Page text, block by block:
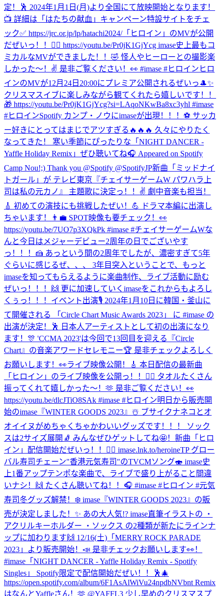
定！🕺 2024年1月1日(月)より全国にて放映開始となります！
📺 詳細は「はたちの献血」キャンペーン特設サイトをチェ
ック✅ https://jrc.or.jp/lp/hatachi2024/「ヒロイン」のMVが公開
だぜいっ！！🦸‍♀️ https://youtu.be/Pr0jK1GjYcg imase史上最もコ
ミカルなMVができました！！🤣 怪人やヒーローとの撮影楽
しかった〜！✌️ 是非ご覧ください！👀 #imase #ヒロイン ヒロ
インのMVが12月24日20:00にプレミア公開されるぜいっ🎩✨
クリスマスイブに楽しみながら観てくれたら嬉しいです！！
🎁 https://youtu.be/Pr0jK1GjYcg?si=LAqoNKwBa8xc3yhl #imase
#ヒロインSpotify カンプ・ノウにimaseが出現！！！⚽️ サッカ
ー好きにとってはまじでアツすぎる🔥🔥🔥 久々にやりたく
なってきた！ 寒い季節にぴったりな「NIGHT DANCER -
Yaffle Holiday Remix」ぜひ聴いてね🎧 Appeared on Spotify
Camp Nou!;) Thank you @Spotify @SpotifyJP新曲「ミッドナイ
トガール」が テレビ東京『チェイサーゲームW パワハラ上
司は私の元カノ』 主題歌に決定っ！！✌️ 劇中音楽も担当！
🎸 初めての演技にも挑戦したぜい！💪 ドラマ本編に出演し
ちゃいます！👨‍💼 SPOT映像も要チェック！👀
https://youtu.be/7UO7p3XQkPk #imase #チェイサーゲームWな
んと今日はメジャーデビュー2周年の日でございやす
っ！！！🍰 あっという間の2周年でしたが、濃密すぎて5年
ぐらいに感じるぜ、、、 3年目突入ということで、もっと
imaseを知ってもらえるように楽曲制作、ライブ活動に励む
ぜいっ！！！🙌 更に加速していくimaseをこれからもよろし
くぅっ！！！ イベント出演🎙 2024年1月10日に韓国・釜山に
て開催される 「Circle Chart Music Awards 2023」 に #imase の
出演が決定！🕺 日本人アーティストとして初の出演になり
ます！🎊 'CCMA 2023'は今回で13回目を迎える『Circle
Chart』の音楽アワードセレモニー🏆 是非チェックよろしく
お願いします！👀ライブ映像公開！🎸 本日配信の最新曲
「ヒロイン」のライブ映像を公開っ！！🦸‍♀️ タオルたくさん
振ってくれて嬉しかった〜！🫶 是非ご覧ください！👀
https://youtu.be/dlcJTiO8SAk #imase #ヒロイン明日から販売開
始のimase『WINTER GOODS 2023』☃️ ブサイクナネコとオ
オイイヌがめちゃくちゃかわいいグッズです！！！ ソック
スは2サイズ展開🧦 みんなぜひゲットしてね🤩！ 新曲「ヒロ
イン」配信開始だぜいっ！！🦸‍♀️ imase.lnk.to/heroineTP グロー
バル寿司チェーン"香港元気寿司"のTVCMソング🍣 imase史
上1番アップテンポな楽曲で、ライブで盛り上がること間違
いナシ！🙌 たくさん聴いてね！！🎧 #imase #ヒロイン #元気
寿司 冬グッズ解禁！❄️ imase『WINTER GOODS 2023』の販
売が決定しました！✨ あの大人気!? imase直筆イラストの ・
アクリルキーホルダー ・ソックス の2種類が新たにラインナ
ップに加わります🙌 12/16(土)「MERRY ROCK PARADE
2023」より販売開始！📣 是非チェックお願いします👀！
#imase 「NIGHT DANCER - Yaffle Holiday Remix - Spotify
Singles」 Spotify限定で配信開始だぜい！！🕺🎄
https://open.spotify.com/album/6F1AsAlWiVu24npdbNVbnt Remix
はなんとYaffleさん！🫶 @YAFFL3 少し早めのクリスマスプ